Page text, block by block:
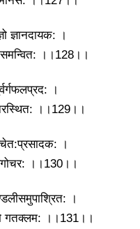
ज्ञानदायक: ।
।।128।।
।
।।129।।
चेत:प्रसादक: ।
।।130।।
।
गतक्लम: ।।131।।